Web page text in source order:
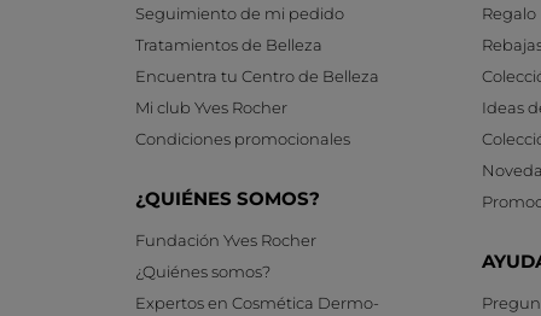
Seguimiento de mi pedido
Tratamientos de Belleza
Encuentra tu Centro de Belleza
Mi club Yves Rocher
Condiciones promocionales
¿QUIÉNES SOMOS?
Fundación Yves Rocher
¿Quiénes somos?
Expertos en Cosmética Dermo-
Ideas